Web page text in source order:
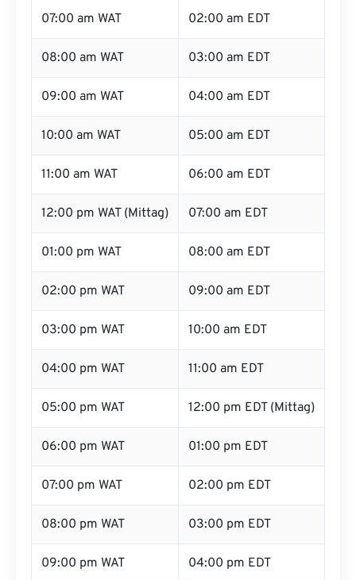
07:00 am WAT 02:00 am EDT
08:00 am WAT 03:00 am EDT
09:00 am WAT 04:00 am EDT
10:00 am WAT 05:00 am EDT
11:00 am WAT 06:00 am EDT
12:00 pm WAT (Mittag) 07:00 am EDT
01:00 pm WAT 08:00 am EDT
02:00 pm WAT 09:00 am EDT
03:00 pm WAT 10:00 am EDT
04:00 pm WAT 11:00 am EDT
05:00 pm WAT 12:00 pm EDT (Mittag)
06:00 pm WAT 01:00 pm EDT
07:00 pm WAT 02:00 pm EDT
08:00 pm WAT 03:00 pm EDT
09:00 pm WAT 04:00 pm EDT